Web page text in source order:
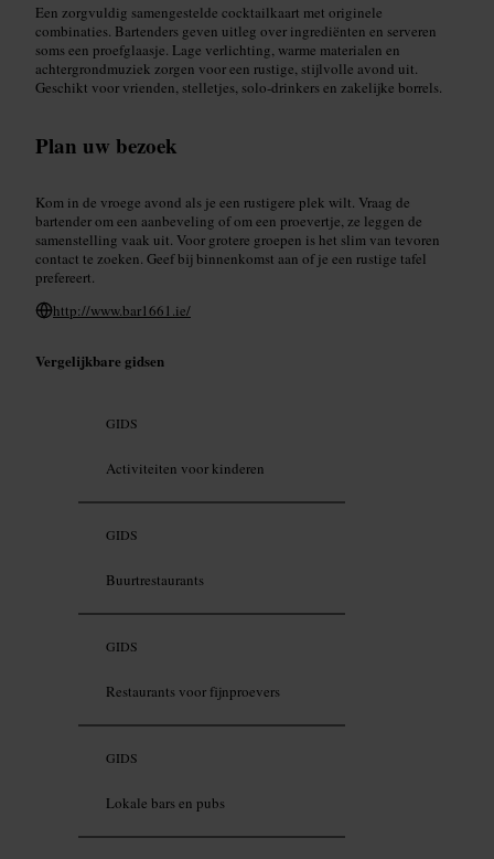
Een zorgvuldig samengestelde cocktailkaart met originele
combinaties. Bartenders geven uitleg over ingrediënten en serveren
soms een proefglaasje. Lage verlichting, warme materialen en
achtergrondmuziek zorgen voor een rustige, stijlvolle avond uit.
Geschikt voor vrienden, stelletjes, solo-drinkers en zakelijke borrels.
Plan uw bezoek
Kom in de vroege avond als je een rustigere plek wilt. Vraag de
bartender om een aanbeveling of om een proevertje, ze leggen de
samenstelling vaak uit. Voor grotere groepen is het slim van tevoren
contact te zoeken. Geef bij binnenkomst aan of je een rustige tafel
prefereert.
http://www.bar1661.ie/
Vergelijkbare gidsen
GIDS
Activiteiten voor kinderen
GIDS
Buurtrestaurants
GIDS
Restaurants voor fijnproevers
GIDS
Lokale bars en pubs